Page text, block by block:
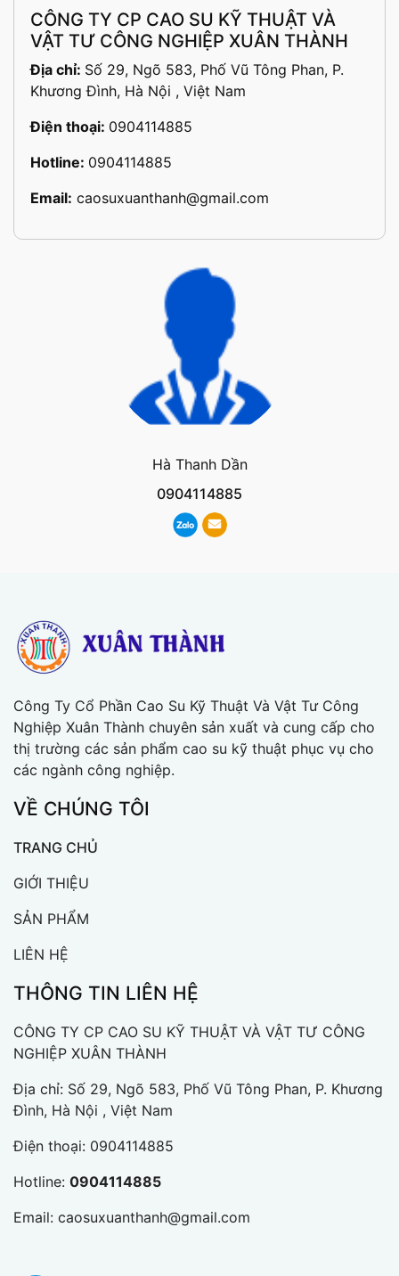
CÔNG TY CP CAO SU KỸ THUẬT VÀ
VẬT TƯ CÔNG NGHIỆP XUÂN THÀNH
Địa chỉ: Số 29, Ngõ 583, Phố Vũ Tông Phan, P.
Khương Đình, Hà Nội , Việt Nam
Điện thoại: 0904114885
Hotline: 0904114885
Email: caosuxuanthanh@gmail.com
Hà Thanh Dần
0904114885
Công Ty Cổ Phần Cao Su Kỹ Thuật Và Vật Tư Công
Nghiệp Xuân Thành chuyên sản xuất và cung cấp cho
thị trường các sản phẩm cao su kỹ thuật phục vụ cho
các ngành công nghiệp.
VỀ CHÚNG TÔI
TRANG CHỦ
GIỚI THIỆU
SẢN PHẨM
LIÊN HỆ
THÔNG TIN LIÊN HỆ
CÔNG TY CP CAO SU KỸ THUẬT VÀ VẬT TƯ CÔNG
NGHIỆP XUÂN THÀNH
Địa chỉ: Số 29, Ngõ 583, Phố Vũ Tông Phan, P. Khương
Đình, Hà Nội , Việt Nam
Điện thoại: 0904114885
Hotline: 0904114885
Email: caosuxuanthanh@gmail.com